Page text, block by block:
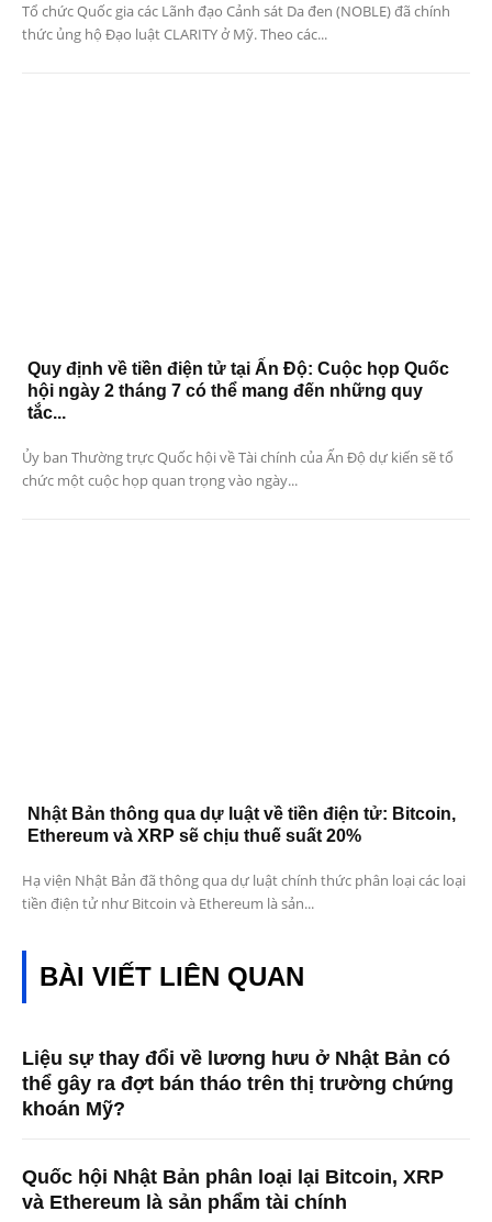
Tổ chức Quốc gia các Lãnh đạo Cảnh sát Da đen (NOBLE) đã chính
thức ủng hộ Đạo luật CLARITY ở Mỹ. Theo các...
Quy định về tiền điện tử tại Ấn Độ: Cuộc họp Quốc
hội ngày 2 tháng 7 có thể mang đến những quy
tắc...
Ủy ban Thường trực Quốc hội về Tài chính của Ấn Độ dự kiến ​​sẽ tổ
chức một cuộc họp quan trọng vào ngày...
Nhật Bản thông qua dự luật về tiền điện tử: Bitcoin,
Ethereum và XRP sẽ chịu thuế suất 20%
Hạ viện Nhật Bản đã thông qua dự luật chính thức phân loại các loại
tiền điện tử như Bitcoin và Ethereum là sản...
BÀI VIẾT LIÊN QUAN
Liệu sự thay đổi về lương hưu ở Nhật Bản có
thể gây ra đợt bán tháo trên thị trường chứng
khoán Mỹ?
Quốc hội Nhật Bản phân loại lại Bitcoin, XRP
và Ethereum là sản phẩm tài chính